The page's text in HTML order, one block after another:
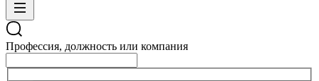
Профессия, должность или компания